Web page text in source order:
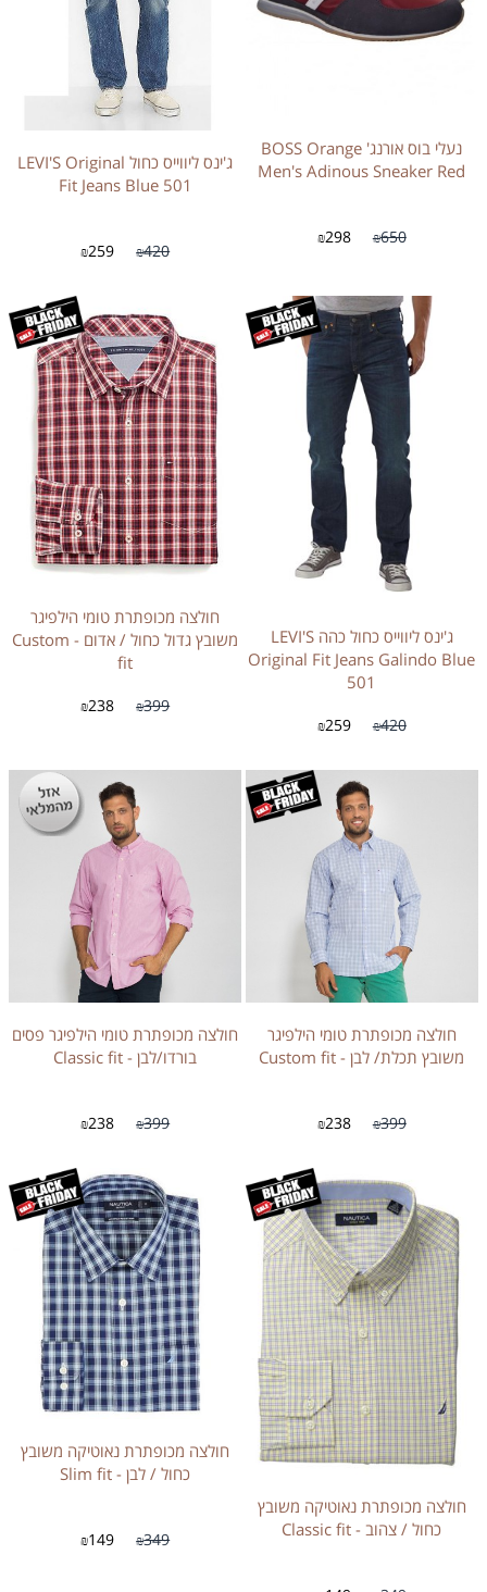
נעלי בוס אורנג' BOSS Orange
Men's Adinous Sneaker Red
₪650
₪298
ג'ינס ליווייס כחול LEVI'S Original
Fit Jeans Blue 501
₪420
₪259
ג'ינס ליווייס כחול כהה LEVI'S
Original Fit Jeans Galindo Blue
501
₪420
₪259
חולצה מכופתרת טומי הילפיגר
משובץ גדול כחול / אדום - Custom
fit
₪399
₪238
חולצה מכופתרת טומי הילפיגר
משובץ תכלת/ לבן - Custom fit
₪399
₪238
חולצה מכופתרת טומי הילפיגר פסים
בורדו/לבן - Classic fit
₪399
₪238
חולצה מכופתרת נאוטיקה משובץ
כחול / צהוב - Classic fit
חולצה מכופתרת נאוטיקה משובץ
כחול / לבן - Slim fit
₪349
₪149